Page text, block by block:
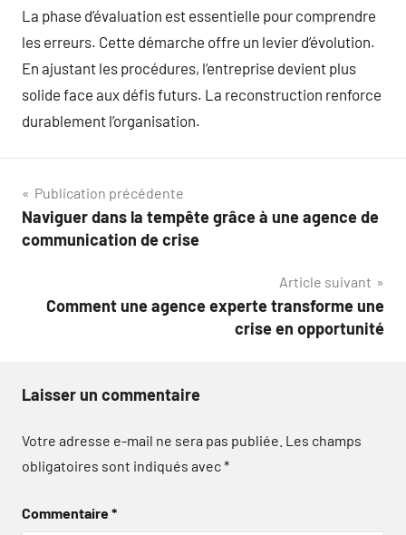
La phase d’évaluation est essentielle pour comprendre
les erreurs. Cette démarche offre un levier d’évolution.
En ajustant les procédures, l’entreprise devient plus
solide face aux défis futurs. La reconstruction renforce
durablement l’organisation.
Navigation
de
Publication précédente
Naviguer dans la tempête grâce à une agence de
communication de crise
Article suivant
Comment une agence experte transforme une
crise en opportunité
Laisser un commentaire
Votre adresse e-mail ne sera pas publiée. Les champs
obligatoires sont indiqués avec*
Commentaire*